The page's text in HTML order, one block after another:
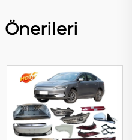
Önerileri